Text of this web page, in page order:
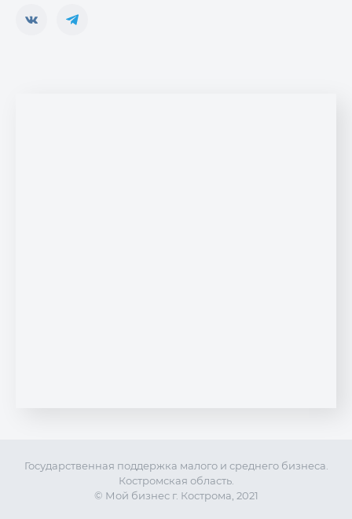
Государственная поддержка малого и среднего бизнеса.
Костромская область.
© Мой бизнес г. Кострома, 2021